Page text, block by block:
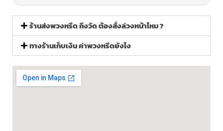
ร้านส่งพวงหรีด ถึงวัด ต้องสั่งล่วงหน้าไหม ?
ทางร้านเก็บเงิน ค่าพวงหรีดยังไง